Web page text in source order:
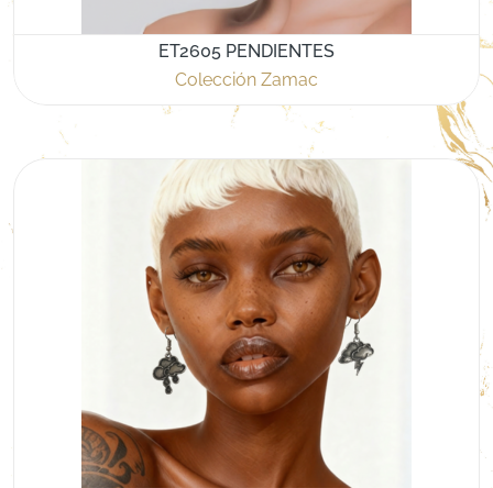
ET2605 PENDIENTES
Colección Zamac